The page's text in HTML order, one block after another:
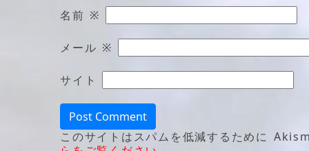
名前 ※
メール ※
サイト
このサイトはスパムを低減するために